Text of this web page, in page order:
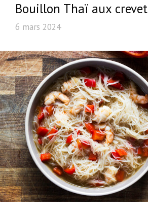
Bouillon Thaï aux
6 mars 2024